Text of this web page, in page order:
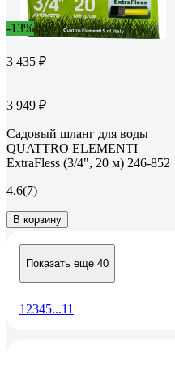
-13%
3 435 ₽
3 949 ₽
Садовый шланг для воды
QUATTRO ELEMENTI
ExtraFless (3/4", 20 м) 246-852
4.6(7)
В корзину
Показать еще 40
1 2345...11